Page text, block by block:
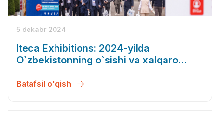
5 dekabr 2024
Iteca Exhibitions: 2024-yilda
O`zbekistonning o`sishi va xalqaro
Batafsil o'qish